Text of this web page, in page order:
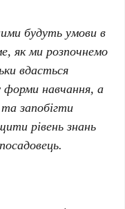
будуть умови в
як ми розпочнемо
вдасться
навчання, а
запобігти
рівень знань